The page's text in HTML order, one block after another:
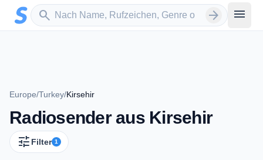
Zum Hauptinhalt springen
search
Sender suchen arrow_forward menu
Europe/Turkey/Kirsehir
Radiosender aus Kirsehir
tune Filter 1